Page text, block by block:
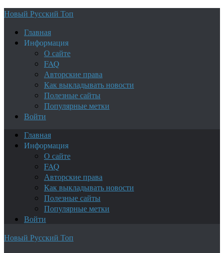
Новый Русский Топ
Главная
Информация
О сайте
FAQ
Авторские права
Как выкладывать новости
Полезные сайты
Популярные метки
Войти
Главная
Информация
О сайте
FAQ
Авторские права
Как выкладывать новости
Полезные сайты
Популярные метки
Войти
Новый Русский Топ